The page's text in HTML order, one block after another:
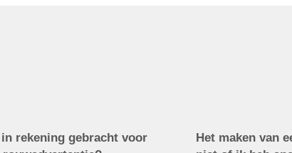
rekening gebracht voor
Het maken van